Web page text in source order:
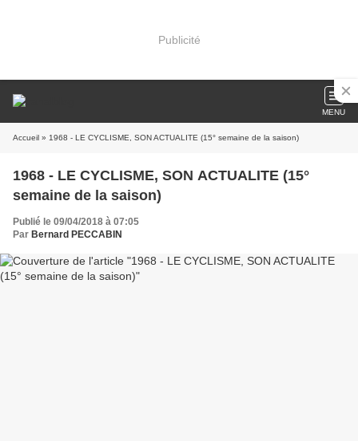
Publicité
MENU
Accueil » 1968 - LE CYCLISME, SON ACTUALITE (15° semaine de la saison)
1968 - LE CYCLISME, SON ACTUALITE (15°
semaine de la saison)
Publié le 09/04/2018 à 07:05
Par Bernard PECCABIN